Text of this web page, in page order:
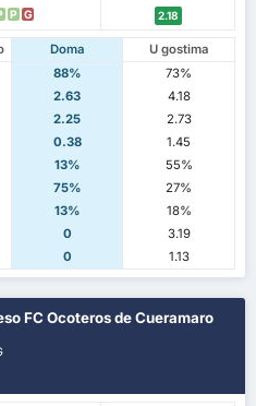
P G 2.18
Doma
U gostima
88%
73%
2.63
4.18
2.25
2.73
0.38
1.45
13%
55%
75%
27%
13%
18%
0
3.19
0 1.13
FC Ocoteros de Cueramaro